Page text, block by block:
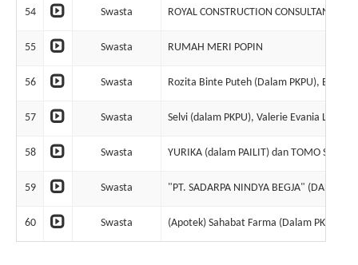
54 Swasta ROYAL CONSTRUCTION CONSULTANT
55 Swasta RUMAH MERI POPIN
56 Swasta Rozita Binte Puteh (Dalam PKPU), Ery
57 Swasta Selvi (dalam PKPU), Valerie Evania Lim
58 Swasta YURIKA (dalam PAILIT) dan TOMO
59 Swasta "PT. SADARPA NINDYA BEGJA" (DALAM
60 Swasta (Apotek) Sahabat Farma (Dalam PKPU)